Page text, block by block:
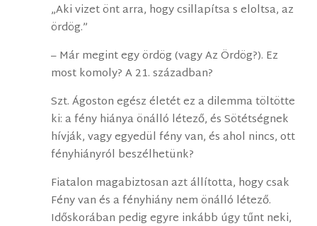
„Aki vizet önt arra, hogy csillapítsa s eloltsa, az
ördög.”
– Már megint egy ördög (vagy Az Ördög?). Ez
most komoly? A 21. században?
Szt. Ágoston egész életét ez a dilemma töltötte
ki: a fény hiánya önálló létező, és Sötétségnek
hívják, vagy egyedül fény van, és ahol nincs, ott
fényhiányról beszélhetünk?
Fiatalon magabiztosan azt állította, hogy csak
Fény van és a fényhiány nem önálló létező.
Időskorában pedig egyre inkább úgy tűnt neki,